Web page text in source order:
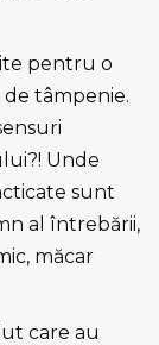
pentru o
tâmpenie.
Unde
sunt
al întrebării,
măcar
care au